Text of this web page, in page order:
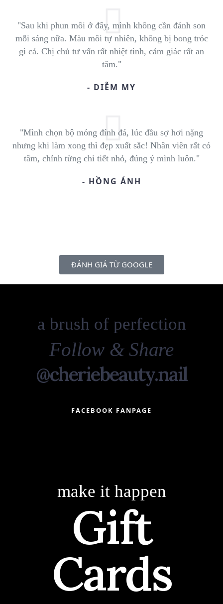
"Sau khi phun môi ở đây, mình không cần đánh son
mỗi sáng nữa. Màu môi tự nhiên, không bị bong tróc
gì cả. Chị chủ tư vấn rất nhiệt tình, cảm giác rất an
tâm."
- DIỄM MY
"Mình chọn bộ móng đính đá, lúc đầu sợ hơi nặng
nhưng khi làm xong thì đẹp xuất sắc! Nhân viên rất có
tâm, chỉnh từng chi tiết nhỏ, đúng ý mình luôn."
- HỒNG ÁNH
ĐÁNH GIÁ TỪ GOOGLE
a brush of perfection
Follow & Share
@cheriebeauty.nail
FACEBOOK FANPAGE
make it happen
Gift
Cards